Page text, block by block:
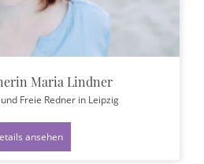
Maria Lindner
Freie Redner in Leipzig
ansehen